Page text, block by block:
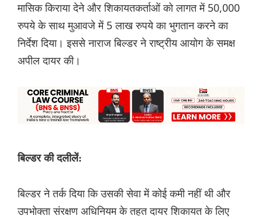
मासिक किराया देने और शिकायतकर्ताओं को लागत में 50,000
रुपये के साथ मुआवजे में 5 लाख रुपये का भुगतान करने का
निर्देश दिया। इससे नाराज बिल्डर ने राष्ट्रीय आयोग के समक्ष
अपील दायर की।
बिल्डर की दलीलें:
बिल्डर ने तर्क दिया कि उसकी सेवा में कोई कमी नहीं थी और
उपभोक्ता संरक्षण अधिनियम के तहत दायर शिकायत के लिए